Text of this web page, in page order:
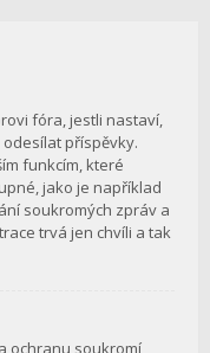
fóra, jestli nastaví,
příspěvky.
funkcím, které
jako je například
soukromých zpráv a
trvá jen chvíli a tak
ochranu soukromí